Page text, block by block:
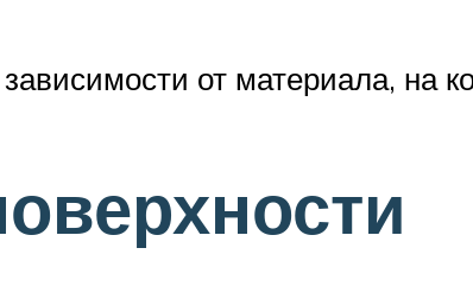
от материала, на